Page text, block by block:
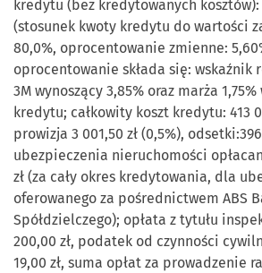
kredytu (bez kredytowanych kosztów):
(stosunek kwoty kredytu do wartości
80,0%, oprocentowanie zmienne:
oprocentowanie składa się: wskaźnik
3M wynoszący 3,85% oraz marża
kredytu; całkowity koszt kredytu: 413
prowizja 3 001,50 zł (0,5%),
ubezpieczenia nieruchomości
zł (za cały okres kredytowania, dla
oferowanego za pośrednictwem ABS
Spółdzielczego); opłata z tytułu
200,00 zł, podatek od czynności
19,00 zł, suma opłat za prowadzenie